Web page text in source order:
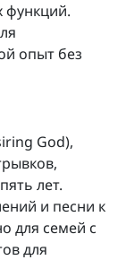
функций.
опыт без
God),
лет.
и песни к
для семей с
для